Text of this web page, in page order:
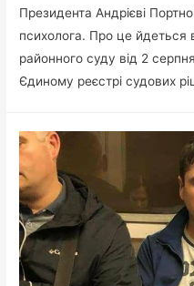
Президента Андрієві
психолога. Про це йдеться
районного суду від 2
Єдиному реєстрі судових